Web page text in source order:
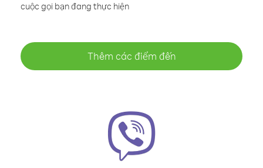
cuộc gọi bạn đang thực hiện
Thêm các điểm đến